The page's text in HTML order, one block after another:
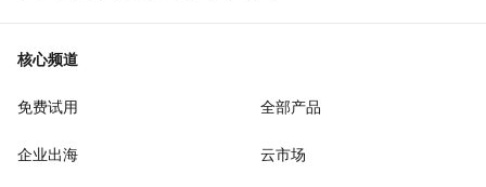
核心频道
免费试用 全部产品
企业出海 云市场